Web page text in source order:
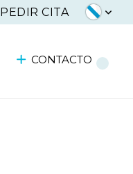
PEDIR CITA
CONTACTO